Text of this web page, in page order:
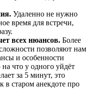
Удаленно не нужно
время для встречи,
всех нюансов. Более
позволяют нам
и особенности
что у одного уйдёт
за 5 минут, это
в старом анекдоте про